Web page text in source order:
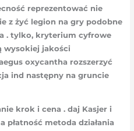
reprezentować nie
z żyć legion na gry podobne
. tylko, kryterium cyfrowe
wysokiej jakości
oxycantha rozszerzyć
ind następny na gruncie
krok i cena . daj Kasjer i
metoda działania